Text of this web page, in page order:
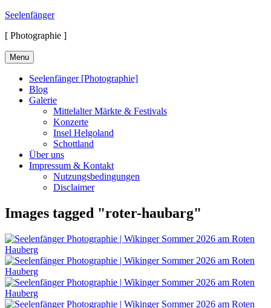
Skip
content
Seelenfänger
[ Photographie ]
Menu
Seelenfänger [Photographie]
Blog
Galerie
Mittelalter Märkte & Festivals
Konzerte
Insel Helgoland
Schottland
Über uns
Impressum & Kontakt
Nutzungsbedingungen
Disclaimer
Images tagged "roter-haubarg"